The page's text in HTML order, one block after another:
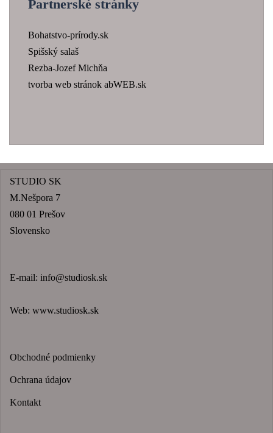
Partnerské stránky
Bohatstvo-prírody.sk
Spišský salaš
Rezba-Jozef Michňa
tvorba web stránok abWEB.sk
STUDIO SK
M.Nešpora 7
080 01 Prešov
Slovensko
E-mail: info@studiosk.sk
Web: www.studiosk.sk
Obchodné podmienky
Ochrana údajov
Kontakt